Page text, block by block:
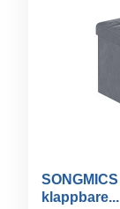
klappbare...